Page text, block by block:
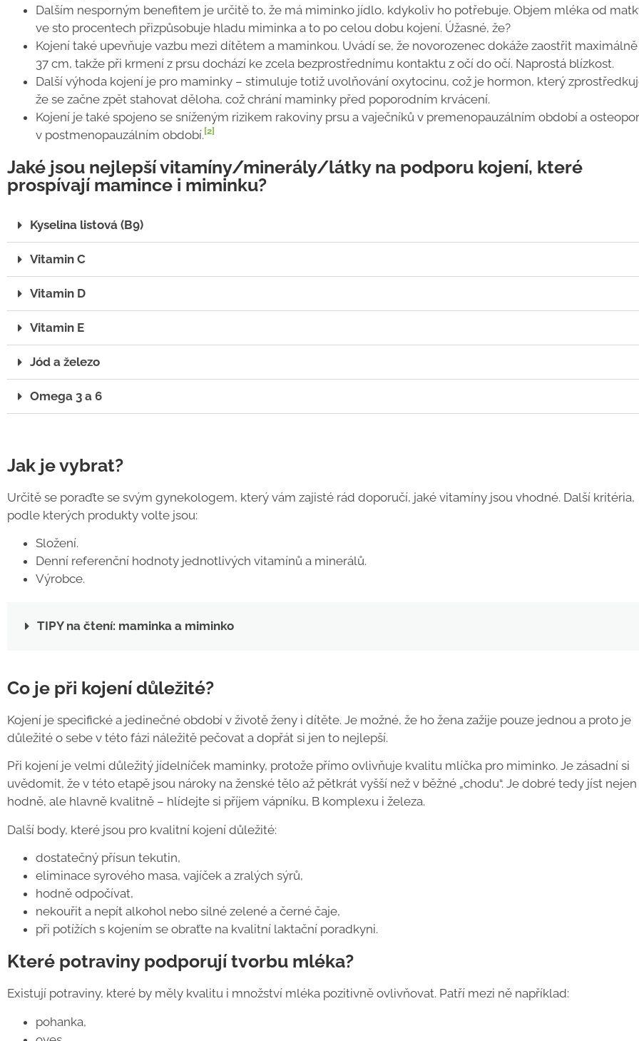
Dalším nesporným benefitem je určitě to, že má miminko jídlo, kdykoliv ho potřebuje. Objem mléka od
ve sto procentech přizpůsobuje hladu miminka a to po celou dobu kojení. Úžasné, že?
Kojení také upevňuje vazbu mezi dítětem a maminkou. Uvádí se, že novorozenec dokáže zaostřit
37 cm, takže při krmení z prsu dochází ke zcela bezprostřednímu kontaktu z očí do očí. Naprostá blízkost.
Další výhoda kojení je pro maminky – stimuluje totiž uvolňování oxytocinu, což je hormon, který
že se začne zpět stahovat děloha, což chrání maminky před poporodním krvácení.
Kojení je také spojeno se sníženým rizikem rakoviny prsu a vaječníků v premenopauzálním období a
v postmenopauzálním období. [2]
Jaké jsou nejlepší vitamíny/minerály/látky na podporu kojení, které
prospívají mamince i miminku?
Kyselina listová (B9)
Vitamin C
Vitamin D
Vitamin E
Jód a železo
Omega 3 a 6
Jak je vybrat?
Určitě se poraďte se svým gynekologem, který vám zajisté rád doporučí, jaké vitamíny jsou vhodné. Další kritéria,
podle kterých produkty volte jsou:
Složení.
Denní referenční hodnoty jednotlivých vitamínů a minerálů.
Výrobce.
TIPY na čtení: maminka a miminko
Co je při kojení důležité?
Kojení je specifické a jedinečné období v životě ženy i dítěte. Je možné, že ho žena zažije pouze jednou a proto je
důležité o sebe v této fázi náležitě pečovat a dopřát si jen to nejlepší.
Při kojení je velmi důležitý jídelníček maminky, protože přímo ovlivňuje kvalitu mlíčka pro miminko. Je zásadní si
uvědomit, že v této etapě jsou nároky na ženské tělo až pětkrát vyšší než v běžné „chodu“. Je dobré tedy jíst nejen
hodně, ale hlavně kvalitně – hlídejte si příjem vápníku, B komplexu i železa.
Další body, které jsou pro kvalitní kojení důležité:
dostatečný přísun tekutin,
eliminace syrového masa, vajíček a zralých sýrů,
hodně odpočívat,
nekouřit a nepít alkohol nebo silné zelené a černé čaje,
při potížích s kojením se obraťte na kvalitní laktační poradkyni.
Které potraviny podporují tvorbu mléka?
Existují potraviny, které by měly kvalitu i množství mléka pozitivně ovlivňovat. Patří mezi ně například:
pohanka,